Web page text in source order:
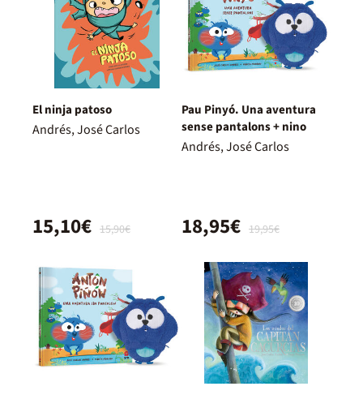
El ninja patoso
Andrés, José Carlos
15,90€
15,10€
Pau Pinyó. Una aventura
sense pantalons + nino
Andrés, José Carlos
19,95€
18,95€